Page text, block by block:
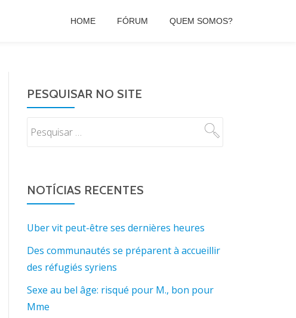
HOME FÓRUM QUEM SOMOS?
PESQUISAR NO SITE
NOTÍCIAS RECENTES
Uber vit peut-être ses dernières heures
Des communautés se préparent à accueillir
des réfugiés syriens
Sexe au bel âge: risqué pour M., bon pour
Mme